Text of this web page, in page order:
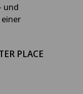
und
PLACE